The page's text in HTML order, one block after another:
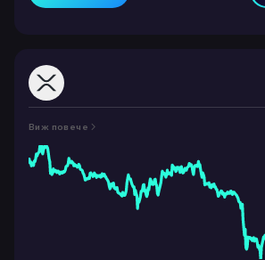
Виж повече